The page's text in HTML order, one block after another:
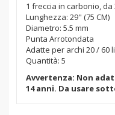
1 freccia in carbonio,
Lunghezza: 29" (75 CM)
Diametro: 5.5 mm
Punta Arrotondata
Adatte per archi 20 / 60
Quantità: 5
Avvertenza: Non
14 anni. Da usare